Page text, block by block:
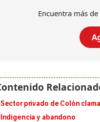
Encuentra más
Sector privado de Colón
Indigencia y abandono